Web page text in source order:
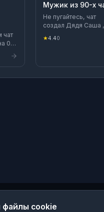
чат
05
Мужик из 90-х
Не пугайтесь, чат
создал Дядя Саша
Просто общение .
★4.40
файлы cookie